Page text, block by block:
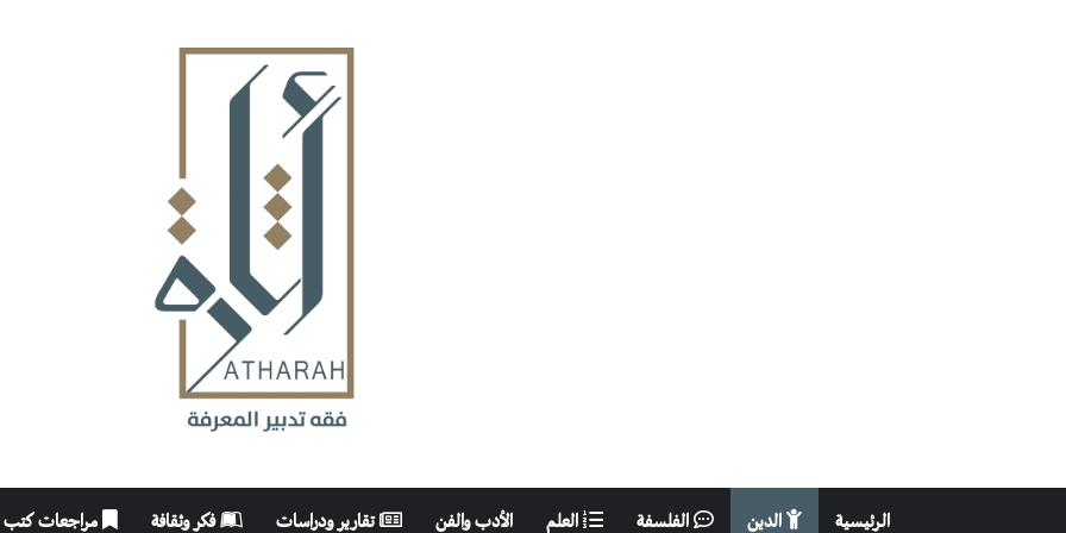
الرئيسية الدين الفلسفة العلم الأدب والفن تقارير ودراسات فكر وثقافة مراجعات كتب